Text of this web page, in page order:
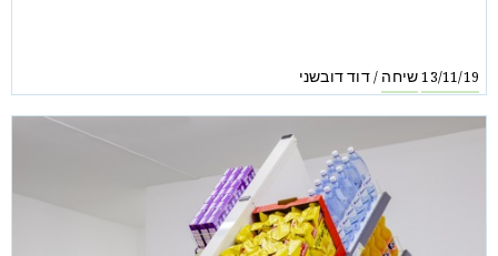
13/11/19שיחה/דוד דובשני